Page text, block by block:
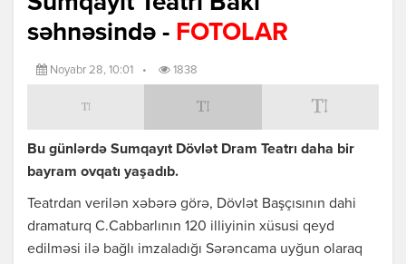
səhnəsində - FOTOLAR
Noyabr 28, 10:01 • 1838
Bu günlərdə Sumqayıt Dövlət Dram Teatrı daha bir
bayram ovqatı yaşadıb.
Teatrdan verilən xəbərə görə, Dövlət Başçısının dahi
dramaturq C.Cabbarlının 120 illiyinin xüsusi qeyd
edilməsi ilə bağlı imzaladığı Sərəncama uyğun olaraq